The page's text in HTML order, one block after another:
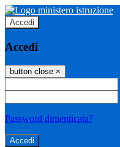
Accedi
Accedi
button close ×
Password dimenticata?